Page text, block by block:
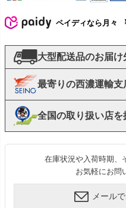
ペイディなら月々
大型配送品のお届け
最寄りの西濃運輸支
全国の取り扱い店を
在庫状況や入荷時期、
お気軽にお問
メール